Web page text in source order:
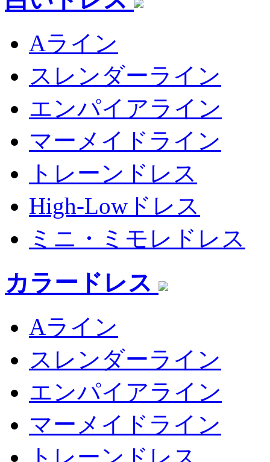
Aライン
スレンダーライン
エンパイアライン
マーメイドライン
トレーンドレス
High-Lowドレス
ミニ・ミモレドレス
カラードレス
Aライン
スレンダーライン
エンパイアライン
マーメイドライン
トレーンドレス